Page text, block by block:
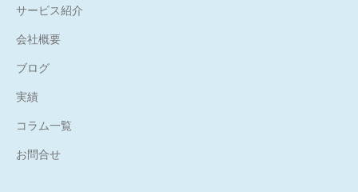
サービス紹介
会社概要
ブログ
実績
コラム一覧
お問合せ